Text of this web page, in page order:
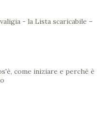
- la Lista scaricabile –
come iniziare e perché è